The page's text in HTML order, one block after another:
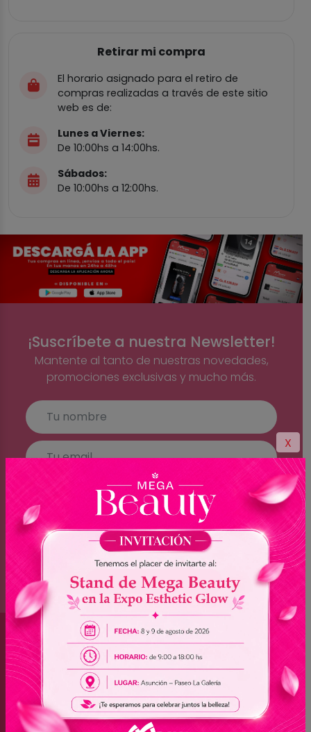
X
Retirar mi compra
El horario asignado para el retiro de
compras realizadas a través de este sitio
web es de:
Lunes a Viernes:
De 10:00hs a 14:00hs.
Sábados:
De 10:00hs a 12:00hs.
¡Suscríbete a nuestra Newsletter!
Mantente al tanto de nuestras novedades,
promociones exclusivas y mucho más.
Brasil
(045) 3528-9053 - (045) 3528-8462
(045) 3025-7072 - (045) 3025-7736
(045) 3025-7713